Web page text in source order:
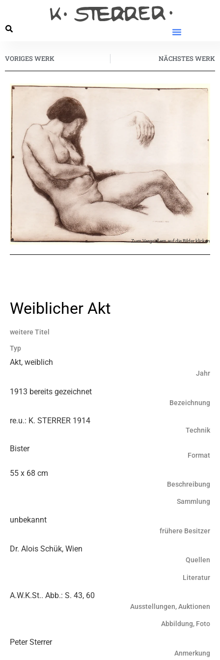
VORIGES WERK NÄCHSTES WERK
Zum Vergrößern auf die Bilder klicken
Weiblicher Akt
weitere Titel
Typ
Akt, weiblich
Jahr
1913 bereits gezeichnet
Bezeichnung
re.u.: K. STERRER 1914
Technik
Bister
Format
55 x 68 cm
Beschreibung
Sammlung
unbekannt
frühere Besitzer
Dr. Alois Schük, Wien
Quellen
Literatur
A.W.K.St.. Abb.: S. 43, 60
Ausstellungen, Auktionen
Abbildung, Foto
Peter Sterrer
Anmerkung